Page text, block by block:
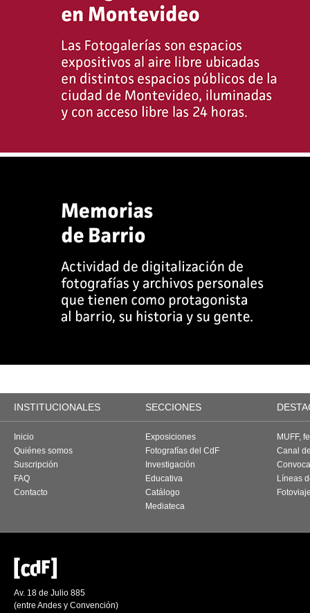
INSTITUCIONALES SECCIONES
Inicio
Quiénes somos
Suscripción
FAQ
Contacto
Exposiciones
Fotografías del CdF
Investigación
Educativa
Catálogo
Mediateca
MUFF,
Canal
Líneas
Av. 18 de Julio 885
(entre Andes y Convención)